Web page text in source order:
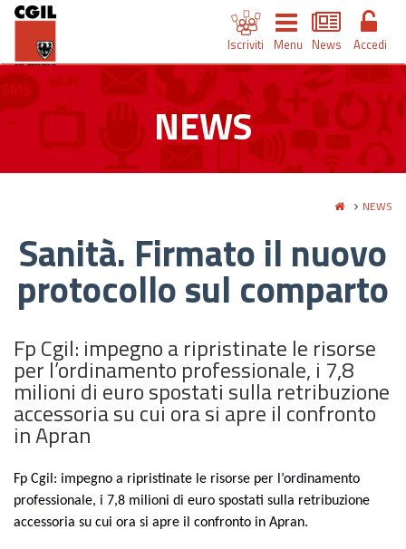
Iscriviti Menu News Accedi
NEWS
NEWS
Sanità. Firmato il nuovo
protocollo sul comparto
Fp Cgil: impegno a ripristinate le risorse
per l’ordinamento professionale, i 7,8
milioni di euro spostati sulla retribuzione
accessoria su cui ora si apre il confronto
in Apran
Fp Cgil: impegno a ripristinate le risorse per l’ordinamento
professionale, i 7,8 milioni di euro spostati sulla retribuzione
accessoria su cui ora si apre il confronto in Apran.